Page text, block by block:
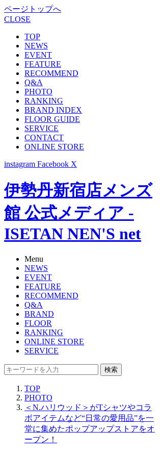
ページトップへ
CLOSE
TOP
NEWS
EVENT
FEATURE
RECOMMEND
Q&A
PHOTO
RANKING
BRAND INDEX
FLOOR GUIDE
SERVICE
CONTACT
ONLINE STORE
instagram Facebook X
伊勢丹新宿店メンズ
館 公式メディア -
ISETAN NEN'S net
Menu
NEWS
EVENT
FEATURE
RECOMMEND
Q&A
BRAND
FLOOR
RANKING
ONLINE STORE
SERVICE
検索
TOP
PHOTO
＜N.ハリウッド＞がTシャツやコラ
ボアイテムなど“日常の愛用品”を一
堂に集めたポップアップストアをオ
ープン！